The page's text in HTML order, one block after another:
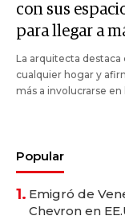
con sus
para llegar a
La arquitecta
cualquier hogar y
más a involucrarse
Popular
1. Emigró de
Chevron en